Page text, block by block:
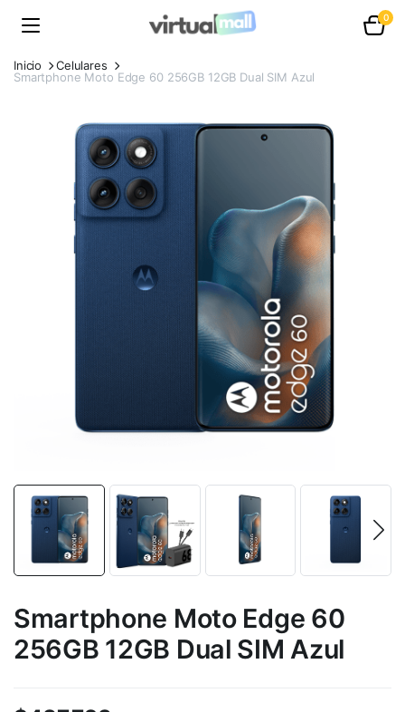
0
Inicio
Celulares
Smartphone Moto Edge 60 256GB 12GB Dual SIM Azul
Smartphone Moto Edge 60
256GB 12GB Dual SIM Azul